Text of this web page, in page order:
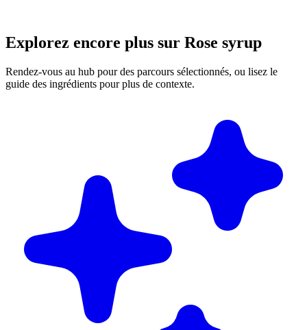
Explorez encore plus sur Rose syrup
Rendez-vous au hub pour des parcours sélectionnés, ou lisez le
guide des ingrédients pour plus de contexte.